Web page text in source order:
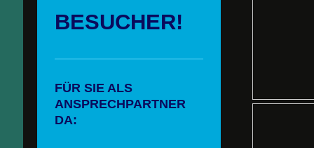
BESUCHER!
FÜR SIE ALS
ANSPRECHPARTNER
DA: